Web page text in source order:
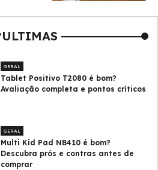
ULTIMAS
GERAL
Tablet Positivo T2080 é bom?
Avaliação completa e pontos críticos
GERAL
Multi Kid Pad NB410 é bom?
Descubra prós e contras antes de
comprar